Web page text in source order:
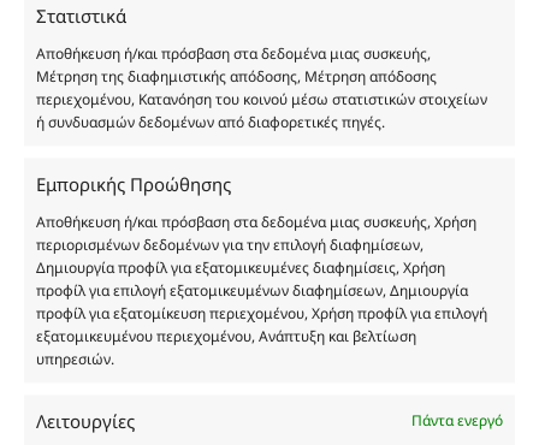
Στατιστικά
Αποθήκευση ή/και πρόσβαση στα δεδομένα μιας συσκευής,
Μέτρηση της διαφημιστικής απόδοσης, Μέτρηση απόδοσης
περιεχομένου, Κατανόηση του κοινού μέσω στατιστικών στοιχείων
ή συνδυασμών δεδομένων από διαφορετικές πηγές.
Εμπορικής Προώθησης
Αποθήκευση ή/και πρόσβαση στα δεδομένα μιας συσκευής, Χρήση
περιορισμένων δεδομένων για την επιλογή διαφημίσεων,
Δημιουργία προφίλ για εξατομικευμένες διαφημίσεις, Χρήση
προφίλ για επιλογή εξατομικευμένων διαφημίσεων, Δημιουργία
προφίλ για εξατομίκευση περιεχομένου, Χρήση προφίλ για επιλογή
εξατομικευμένου περιεχομένου, Ανάπτυξη και βελτίωση
υπηρεσιών.
Λειτουργίες
Πάντα ενεργό
χύμα μορφή και είναι εμπνευσμένα από τα
αντίστοιχα αυθεντικά γνωστών οίκων. Οι
ονομασίες, οι εικόνες και τα σήματα των
προϊόντων αποτελούν αναφαίρετη και
κατοχυρωμένη εμπορικά ιδιοκτησία των
υπόκεινται σε πνευματικά δικαιώματα.
Eau de parfum
Τηλ. 2314 016010